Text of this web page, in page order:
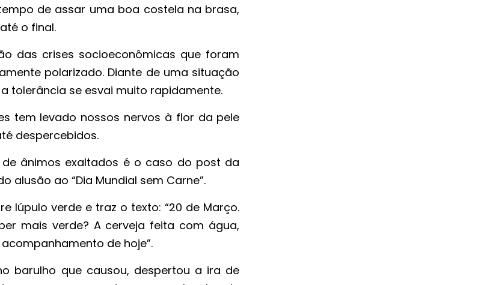
de assar uma boa costela na brasa,
o final.
das crises socioeconômicas que foram
polarizado. Diante de uma situação
tolerância se esvai muito rapidamente.
tem levado nossos nervos à flor da pele
despercebidos.
ânimos exaltados é o caso do post da
alusão ao “Dia Mundial sem Carne”.
lúpulo verde e traz o texto: “20 de Março.
mais verde? A cerveja feita com água,
de hoje”.
barulho que causou, despertou a ira de